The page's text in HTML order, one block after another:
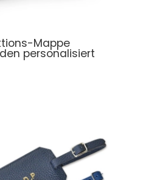
Mappe
personalisiert